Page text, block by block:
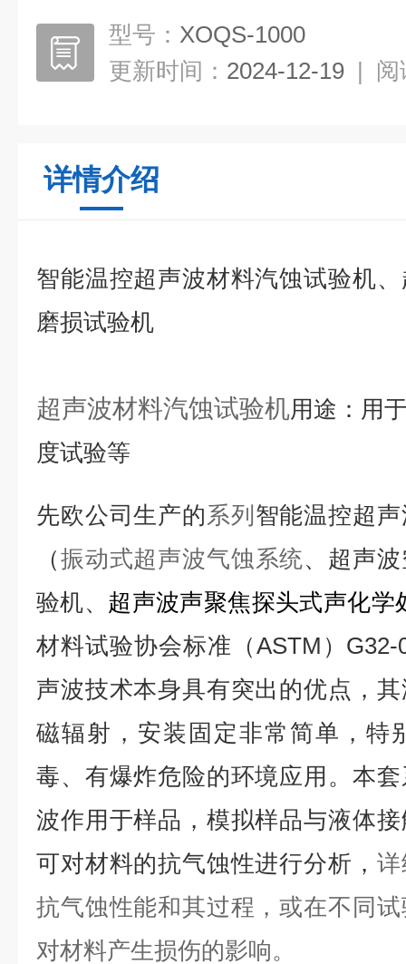
型号： XOQS-1000
更新时间： 2024-12-19 | 阅
详情介绍
智能温控超声波材料汽蚀试验机
磨损试验机
超声波材料汽蚀试验机用途：用
度试验等
先欧公司生产的系列 智能温控超
（振动式超声波气蚀系统、超声
验机、 超声波声聚焦探头式声化学
材料试验协会标准（ASTM）
声波技术本身具有突出的优点，
磁辐射，安装固定非常简单，特
毒、有爆炸危险的环境应用。本
波作用于样品，模拟样品与液体
可对材料的抗气蚀性进行分析，
抗气蚀性能和其过程，或在不同
对材料产生损伤的影响。